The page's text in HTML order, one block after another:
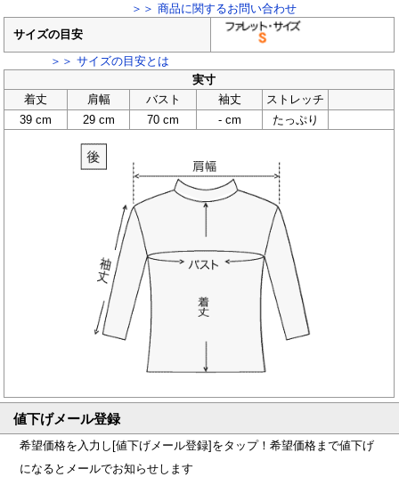
＞＞ 商品に関するお問い合わせ
サイズの目安
＞＞ サイズの目安とは
実寸
着丈
肩幅 バスト 袖丈
ストレッチ
39 cm
29 cm 70 cm - cm たっぷり
値下げメール登録
希望価格を入力し[値下げメール登録]をタップ！希望価格まで値下げ
になるとメールでお知らせします